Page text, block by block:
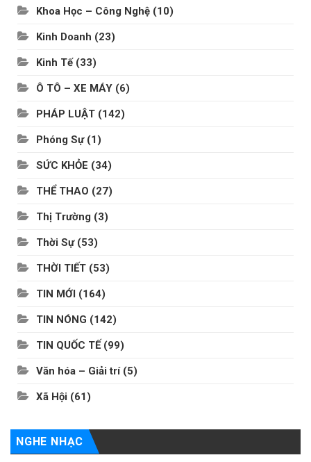
Khoa Học – Công Nghệ (10)
Kinh Doanh (23)
Kinh Tế(33)
Ô TÔ – XE MÁY (6)
PHÁP LUẬT (142)
Phóng Sự(1)
SỨC KHỎE (34)
THỂ THAO (27)
Thị Trường (3)
Thời Sự(53)
THỜI TIẾT (53)
TIN MỚI (164)
TIN NÓNG (142)
TIN QUỐC TẾ (99)
Văn hóa – Giải trí(5)
Xã Hội (61)
NGHE NHẠC